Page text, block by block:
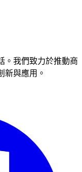
。我們致力於推動商
新與應用。